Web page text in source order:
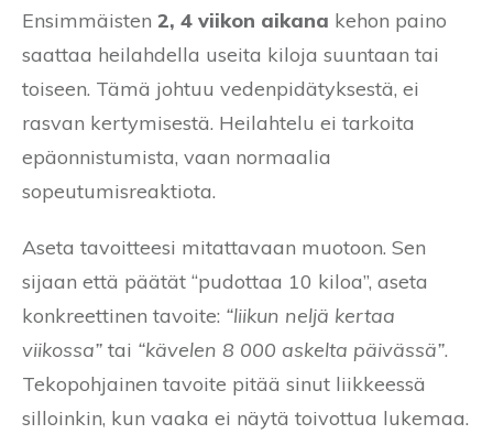
Ensimmäisten 2, 4 viikon aikana kehon paino
saattaa heilahdella useita kiloja suuntaan tai
toiseen. Tämä johtuu vedenpidätyksestä, ei
rasvan kertymisestä. Heilahtelu ei tarkoita
epäonnistumista, vaan normaalia
sopeutumisreaktiota.
Aseta tavoitteesi mitattavaan muotoon. Sen
sijaan että päätät “pudottaa 10 kiloa”, aseta
konkreettinen tavoite: “liikun neljä kertaa
viikossa” tai “kävelen 8 000 askelta päivässä”.
Tekopohjainen tavoite pitää sinut liikkeessä
silloinkin, kun vaaka ei näytä toivottua lukemaa.